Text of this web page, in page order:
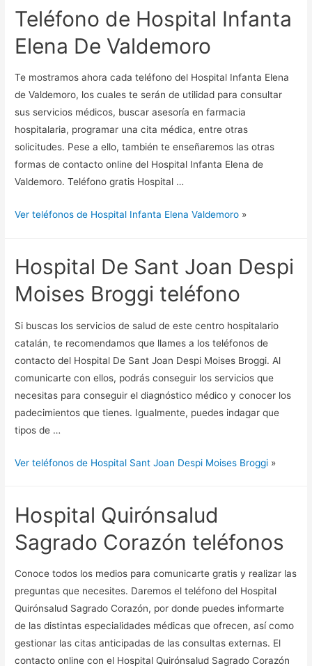
Teléfono de Hospital Infanta
Elena De Valdemoro
Te mostramos ahora cada teléfono del Hospital Infanta Elena
de Valdemoro, los cuales te serán de utilidad para consultar
sus servicios médicos, buscar asesoría en farmacia
hospitalaria, programar una cita médica, entre otras
solicitudes. Pese a ello, también te enseñaremos las otras
formas de contacto online del Hospital Infanta Elena de
Valdemoro. Teléfono gratis Hospital …
Ver teléfonos de Hospital Infanta Elena Valdemoro »
Hospital De Sant Joan Despi
Moises Broggi teléfono
Si buscas los servicios de salud de este centro hospitalario
catalán, te recomendamos que llames a los teléfonos de
contacto del Hospital De Sant Joan Despi Moises Broggi. Al
comunicarte con ellos, podrás conseguir los servicios que
necesitas para conseguir el diagnóstico médico y conocer los
padecimientos que tienes. Igualmente, puedes indagar que
tipos de …
Ver teléfonos de Hospital Sant Joan Despi Moises Broggi »
Hospital Quirónsalud
Sagrado Corazón teléfonos
Conoce todos los medios para comunicarte gratis y realizar las
preguntas que necesites. Daremos el teléfono del Hospital
Quirónsalud Sagrado Corazón, por donde puedes informarte
de las distintas especialidades médicas que ofrecen, así como
gestionar las citas anticipadas de las consultas externas. El
contacto online con el Hospital Quirónsalud Sagrado Corazón